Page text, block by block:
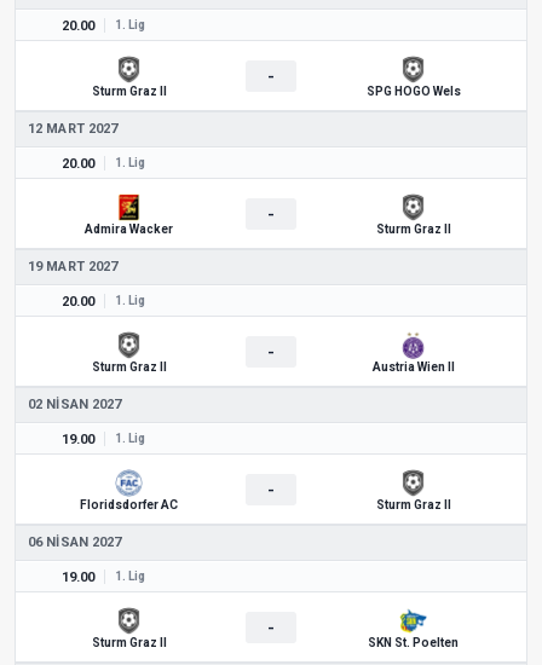
20.00 1. Lig
Sturm Graz II
-
SPG HOGO Wels
12 MART 2027
20.00 1. Lig
Admira Wacker
-
Sturm Graz II
19 MART 2027
20.00 1. Lig
Sturm Graz II
-
Austria Wien II
02 NISAN 2027
19.00 1. Lig
Floridsdorfer AC
-
Sturm Graz II
06 NISAN 2027
19.00 1. Lig
Sturm Graz II
-
SKN St. Poelten